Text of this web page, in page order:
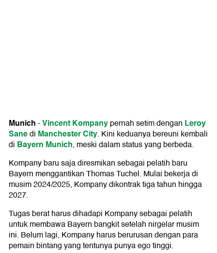
Munich-Vincent Kompanypernah setim dengan Leroy
Sanedi Manchester City. Kini keduanya bereuni kembali
di Bayern Munich, meski dalam status yang berbeda.
Kompany baru saja diresmikan sebagai pelatih baru
Bayern menggantikan Thomas Tuchel. Mulai bekerja di
musim 2024/2025, Kompany dikontrak tiga tahun hingga
2027.
Tugas berat harus dihadapi Kompany sebagai pelatih
untuk membawa Bayern bangkit setelah nirgelar musim
ini. Belum lagi, Kompany harus berurusan dengan para
pemain bintang yang tentunya punya ego tinggi.